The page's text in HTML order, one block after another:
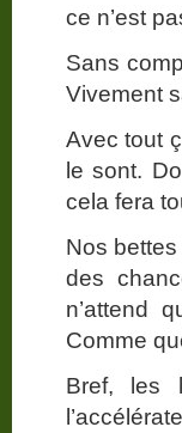
ce n’est
Sans
Vivement
Avec tout
le sont.
cela fera
Nos
des
n’attend
Comme
Bref, les